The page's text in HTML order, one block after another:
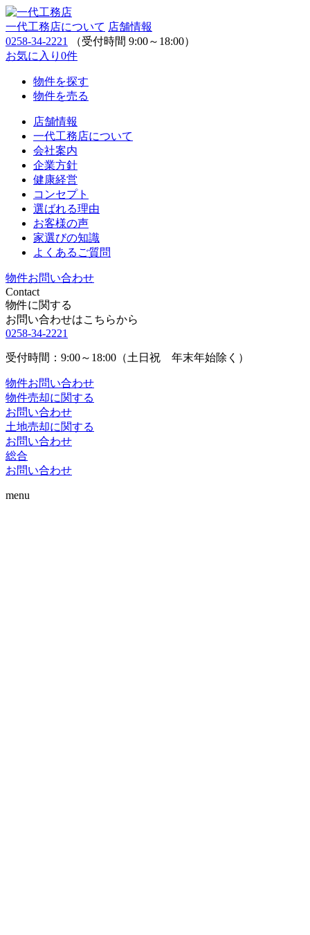
一代工務店について 店舗情報
0258-34-2221
（受付時間 9:00～18:00）
お気に入り 0件
物件を探す
物件を売る
店舗情報
一代工務店について
会社案内
企業方針
健康経営
コンセプト
選ばれる理由
お客様の声
家選びの知識
よくあるご質問
物件お問い合わせ
Contact
物件に関する
お問い合わせはこちらから
0258-34-2221
受付時間：9:00～18:00（土日祝 年末年始除く）
物件お問い合わせ
物件売却に関する
お問い合わせ
土地売却に関する
お問い合わせ
総合
お問い合わせ
menu